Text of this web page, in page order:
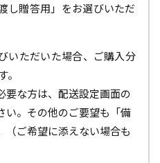
し贈答用」をお選びいただ
いただいた場合、ご購入分
な方は、配送設定画面の
い。その他のご要望も「備
（ご希望に添えない場合も